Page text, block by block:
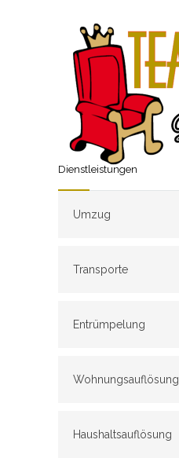
Dienstleistungen
Umzug
Transporte
Entrümpelung
Wohnungsauflösung
Haushaltsauflösung